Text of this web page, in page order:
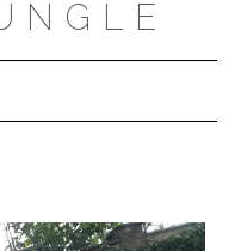
Navigation